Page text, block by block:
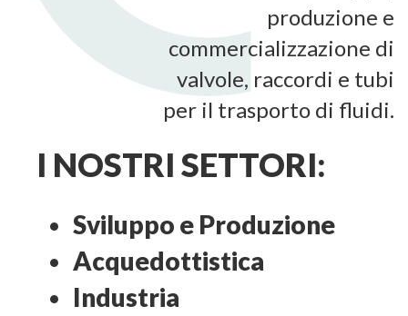
produzione e
commercializzazione di
valvole, raccordi e tubi
per il trasporto di fluidi.
I NOSTRI SETTORI:
Sviluppo e Produzione
Acquedottistica
Industria